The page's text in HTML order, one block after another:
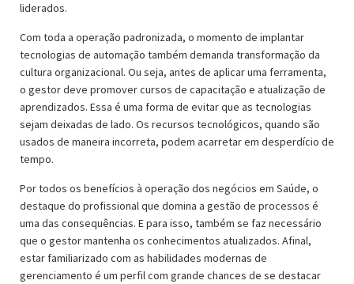
liderados.
Com toda a operação padronizada, o momento de implantar
tecnologias de automação também demanda transformação da
cultura organizacional. Ou seja, antes de aplicar uma ferramenta,
o gestor deve promover cursos de capacitação e atualização de
aprendizados. Essa é uma forma de evitar que as tecnologias
sejam deixadas de lado. Os recursos tecnológicos, quando são
usados de maneira incorreta, podem acarretar em desperdício de
tempo.
Por todos os benefícios à operação dos negócios em Saúde, o
destaque do profissional que domina a gestão de processos é
uma das consequências. E para isso, também se faz necessário
que o gestor mantenha os conhecimentos atualizados. Afinal,
estar familiarizado com as habilidades modernas de
gerenciamento é um perfil com grande chances de se destacar